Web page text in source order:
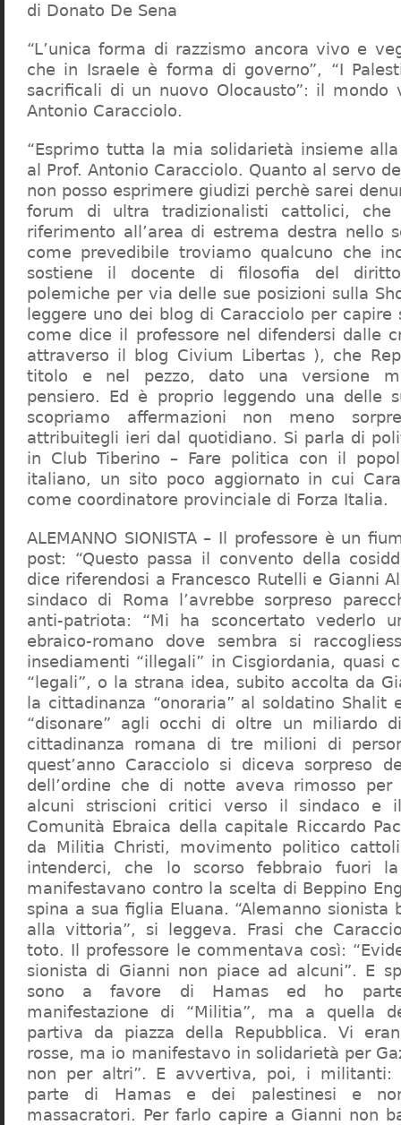
di Donato De Sena
“L’unica forma di razzismo ancora vivo e
che in Israele è forma di governo”, “I
sacrificali di un nuovo Olocausto”: il mondo
Antonio Caracciolo.
“Esprimo tutta la mia solidarietà insieme
al Prof. Antonio Caracciolo. Quanto al servo
non posso esprimere giudizi perchè sarei
forum di ultra tradizionalisti cattolici,
riferimento all’area di estrema destra nello
come prevedibile troviamo qualcuno che
sostiene il docente di filosofia del
polemiche per via delle sue posizioni sulla
leggere uno dei blog di Caracciolo per
come dice il professore nel difendersi dalle
attraverso il blog Civium Libertas ), che
titolo e nel pezzo, dato una versione
pensiero. Ed è proprio leggendo una delle
scopriamo affermazioni non meno
attribuitegli ieri dal quotidiano. Si parla di
in Club Tiberino – Fare politica con il
italiano, un sito poco aggiornato in cui
come coordinatore provinciale di Forza Italia.
ALEMANNO SIONISTA – Il professore è un
post: “Questo passa il convento della
dice riferendosi a Francesco Rutelli e Gianni
sindaco di Roma l’avrebbe sorpreso
anti-patriota: “Mi ha sconcertato vederlo
ebraico-romano dove sembra si
insediamenti “illegali” in Cisgiordania, quasi
“legali”, o la strana idea, subito accolta da
la cittadinanza “onoraria” al soldatino Shalit
“disonare” agli occhi di oltre un miliardo
cittadinanza romana di tre milioni di
quest’anno Caracciolo si diceva sorpreso
dell’ordine che di notte aveva rimosso
alcuni striscioni critici verso il sindaco e
Comunità Ebraica della capitale Riccardo
da Militia Christi, movimento politico
intenderci, che lo scorso febbraio fuori
manifestavano contro la scelta di Beppino
spina a sua figlia Eluana. “Alemanno sionista
alla vittoria”, si leggeva. Frasi che
toto. Il professore le commentava così:
sionista di Gianni non piace ad alcuni”. E
sono a favore di Hamas ed ho
manifestazione di “Militia”, ma a quella
partiva da piazza della Repubblica. Vi
rosse, ma io manifestavo in solidarietà per
non per altri”. E avvertiva, poi, i militanti:
parte di Hamas e dei palestinesi e
massacratori. Per farlo capire a Gianni non